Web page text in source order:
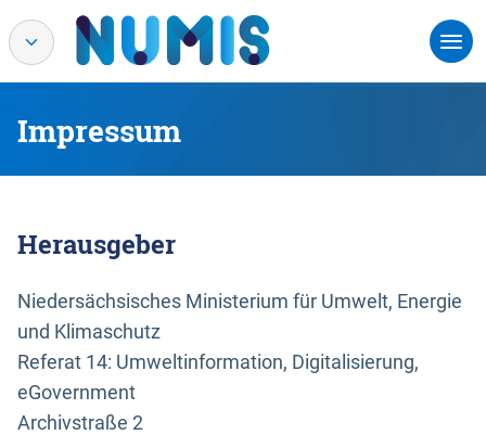
Impressum
Herausgeber
Niedersächsisches Ministerium für Umwelt, Energie
und Klimaschutz
Referat 14: Umweltinformation, Digitalisierung,
eGovernment
Archivstraße 2